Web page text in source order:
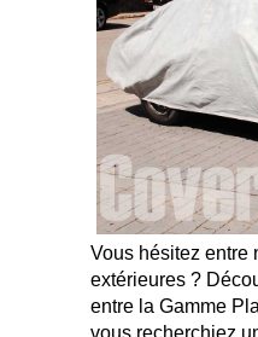
Vous hésitez entre
extérieures ?
entre la Gamme